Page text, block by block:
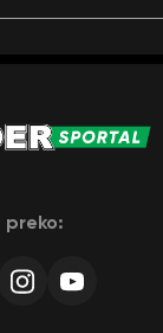
preko: